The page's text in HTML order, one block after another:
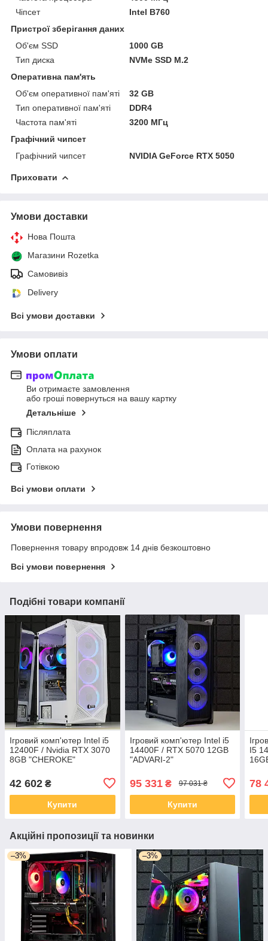
Чіпсет
Intel B760
Пристрої зберігання даних
Об'єм SSD
1000 GB
Тип диска
NVMe SSD M.2
Оперативна пам'ять
Об'єм оперативної пам'яті
32 GB
Тип оперативної пам'яті
DDR4
Частота пам'яті
3200 МГц
Графічний чипсет
Графічний чипсет
NVIDIA GeForce RTX 5050
Приховати
Умови доставки
Нова Пошта
Магазини Rozetka
Самовивіз
Delivery
Всі умови доставки
Умови оплати
Ви отримаєте замовлення
або гроші повернуться на вашу картку
Детальніше
Післяплата
Оплата на рахунок
Готівкою
Всі умови оплати
Умови повернення
Повернення товару впродовж 14 днів безкоштовно
Всі умови повернення
Подібні товари компанії
Ігровий комп'ютер Intel i5
12400F / Nvidia RTX 3070
8GB "CHEROKE"
42 602 ₴
Купити
Ігровий комп'ютер Intel i5
14400F / RTX 5070 12GB
"ADVARI-2"
95 331₴ 97 031 ₴
Купити
I5
78
Акційні пропозиції та новинки
–3% –3%